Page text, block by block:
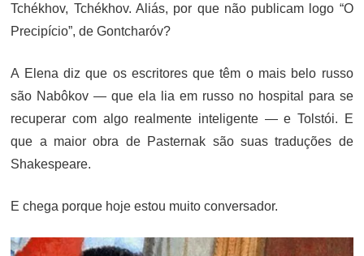
Tchékhov, Tchékhov. Aliás, por que não publicam logo “O
Precipício”, de Gontcharóv?
A Elena diz que os escritores que têm o mais belo russo
são Nabôkov — que ela lia em russo no hospital para se
recuperar com algo realmente inteligente — e Tolstói. E
que a maior obra de Pasternak são suas traduções de
Shakespeare.
E chega porque hoje estou muito conversador.